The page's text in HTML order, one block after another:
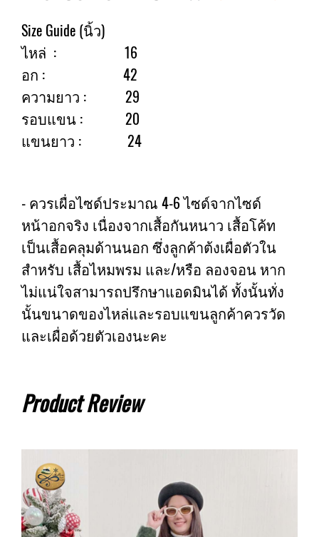
Size Guide (นิ้ว)
ไหล่ : 16
อก : 42
ความยาว : 29
รอบแขน : 20
แขนยาว : 24
- ควรเผื่อไซด์ประมาณ 4-6 ไซด์จากไซด์
หน้าอกจริง เนื่องจากเสื้อกันหนาว เสื้อโค้ท
เป็นเสื้อคลุมด้านนอก ซึ่งลูกค้าต้งเผื่อตัวใน
สำหรับ เสื้อไหมพรม และ/หรือ ลองจอน หาก
ไม่แน่ใจสามารถปรึกษาแอดมินได้ ทั้งนั้นทั่ง
นั้นขนาดของไหล่และรอบแขนลูกค้าควรวัด
และเผื่อด้วยตัวเองนะคะ
Product Review